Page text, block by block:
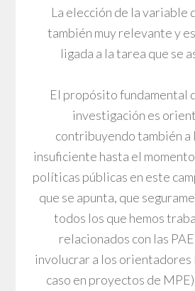
La elección de la variable
también muy relevante y
ligada a la tarea que se
El propósito fundamental
investigación es
contribuyendo también a
insuficiente hasta el
políticas públicas en este
que se apunta, que
todos los que hemos
relacionados con las
involucrar a los orientadores
caso en proyectos de